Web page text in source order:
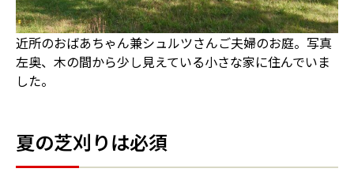
近所のおばあちゃん兼シュルツさんご夫婦のお庭。写真
左奥、木の間から少し見えている小さな家に住んでいま
した。
夏の芝刈りは必須